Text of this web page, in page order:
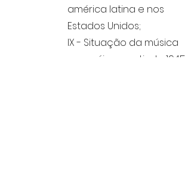
américa latina e nos
Estados Unidos;
IX - Situação da música
européia a partir de 1945;